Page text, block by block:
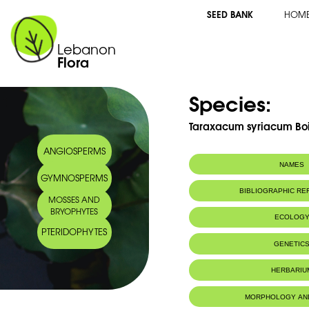
Lebanon
Flora
SEED BANK
ANGIOSPERMS
GYMNOSPERMS
MOSSES AND
BRYOPHYTES
PTERIDOPHYTES
Species:
Taraxacum syriacum
NAMES
Arabic name: طرخشقون سوري
BIBLIOGRAPHIC
ECOLOGY
Lieux secs,
montagne.
MORPHOLOGY